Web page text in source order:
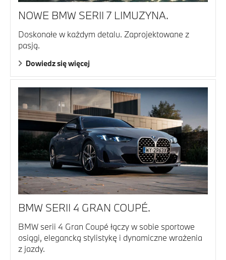
NOWE BMW SERII 7 LIMUZYNA.
Doskonałe w każdym detalu. Zaprojektowane z
pasją.
Dowiedz się więcej
BMW SERII 4 GRAN COUPÉ.
BMW serii 4 Gran Coupé łączy w sobie sportowe
osiągi, elegancką stylistykę i dynamiczne wrażenia
z jazdy.